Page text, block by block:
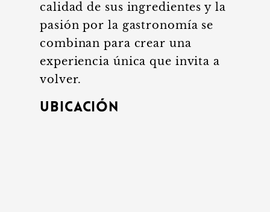
calidad de sus ingredientes y la
pasión por la gastronomía se
combinan para crear una
experiencia única que invita a
volver.
Ubicación